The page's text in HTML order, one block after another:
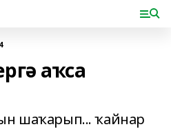
аҡса
шаҡарып... ҡайнар